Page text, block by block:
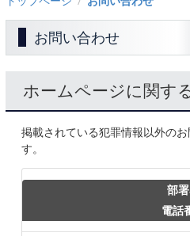
お問い合わせ
ホームページに関す
掲載されている犯罪情報以外の
す。
部
電話